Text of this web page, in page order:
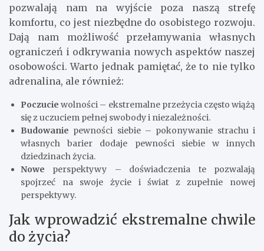
pozwalają nam na wyjście poza naszą strefę
komfortu, co jest niezbędne do osobistego rozwoju.
Dają nam możliwość przełamywania własnych
ograniczeń i odkrywania nowych aspektów naszej
osobowości. Warto jednak pamiętać, że to nie tylko
adrenalina, ale również:
Poczucie wolności – ekstremalne przeżycia często wiążą
się z uczuciem pełnej swobody i niezależności.
Budowanie pewności siebie – pokonywanie strachu i
własnych barier dodaje pewności siebie w innych
dziedzinach życia.
Nowe perspektywy – doświadczenia te pozwalają
spojrzeć na swoje życie i świat z zupełnie nowej
perspektywy.
Jak wprowadzić ekstremalne chwile
do życia?